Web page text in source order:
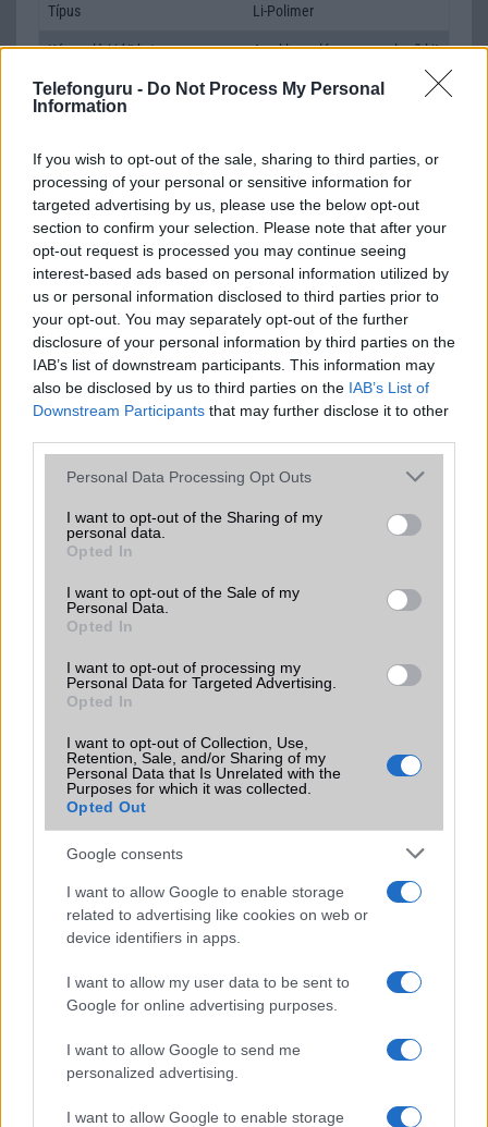
Telefonguru - Do Not Process My Personal
Information
If you wish to opt-out of the sale, sharing to third parties, or
processing of your personal or sensitive information for
targeted advertising by us, please use the below opt-out
section to confirm your selection. Please note that after your
opt-out request is processed you may continue seeing
interest-based ads based on personal information utilized by
us or personal information disclosed to third parties prior to
your opt-out. You may separately opt-out of the further
disclosure of your personal information by third parties on the
IAB’s list of downstream participants. This information may
also be disclosed by us to third parties on the IAB’s List of
Downstream Participants that may further disclose it to other
Please note that this website/app uses one or more Google
not limited to your visit or usage behaviour. You may click to
grant or deny consent to Google and its third-party tags to
use your data for below specified purposes in below Google
consent section.
Personal Data Processing Opt Outs
I want to opt-out of the Sharing of my
personal data.
Opted In
I want to opt-out of the Sale of my
Personal Data.
Opted In
I want to opt-out of processing my
Personal Data for Targeted Advertising.
Opted In
I want to opt-out of Collection, Use,
Retention, Sale, and/or Sharing of my
Personal Data that Is Unrelated with the
Purposes for which it was collected.
Opted Out
Google consents
I want to allow Google to enable storage
related to advertising like cookies on web or
device identifiers in apps.
I want to allow my user data to be sent to
Google for online advertising purposes.
I want to allow Google to send me
personalized advertising.
I want to allow Google to enable storage
Típus Li-Polimer
Készenléti idő h /
Az akkumulátor nem vehetõ ki!
Beszélgetési idő h /
ALKALMAZÁSOK ÉS ÉRZÉKELŐK
Java Nincs
Flash/Ujjlenyomat olvasó Fingerprint sensor
SNS integráció alap szolgáltatás
Organizer alap szolgáltatás
T9 szótár alkalmazás független szótár
Office alkalmazások alap szolgáltatás
Iránytũ ecompass
EGYÉB
SIM típus
Flight mode
Terület Globális
Funkciók HDR
Brand
Védelem
Limited Edition Nincs
SAR